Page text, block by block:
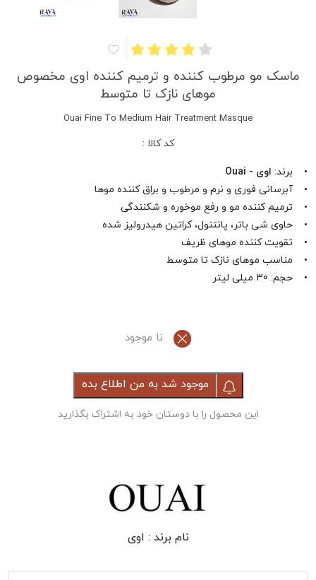
ماسک مو مرطوب کننده و ترمیم کننده اوی مخصوص
موهای نازک تا متوسط
Ouai Fine To Medium Hair Treatment Masque
کد کالا :
• برند: اوی - Ouai
• آبرسانی فوری و نرم و مرطوب و براق کننده موها
• ترمیم کننده مو و رفع موخوره و شکنندگی
• حاوی شی باتر، پانتنول، کراتین هیدرولیز شده
• تقویت کننده موهای ظریف
• مناسب موهای نازک تا متوسط
• حجم: 30 میلی لیتر
نا موجود
موجود شد به من اطلاع بده
این محصول را با دوستان خود به اشتراک بگذارید
نام برند : اوی